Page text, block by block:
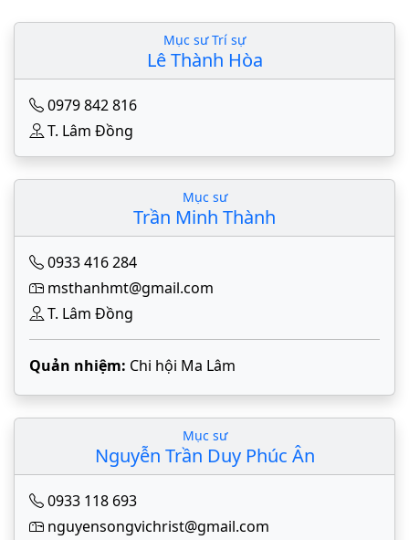
Mục sư Trí sự
Lê Thành Hòa
0979 842 816
T. Lâm Đồng
Mục sư
Trần Minh Thành
0933 416 284
msthanhmt@gmail.com
T. Lâm Đồng
Quản nhiệm: Chi hội Ma Lâm
Mục sư
Nguyễn Trần Duy Phúc Ân
0933 118 693
nguyensongvichrist@gmail.com